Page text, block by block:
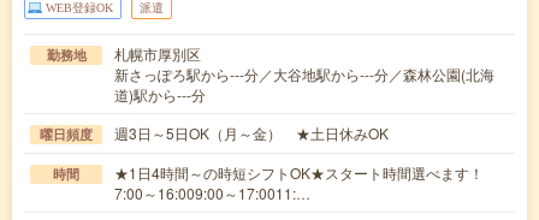
WEB登録OK 派遣
勤務地
札幌市厚別区
新さっぽろ駅から---分／大谷地駅から---分／森林公園(北海
道)駅から---分
曜日頻度 週3日～5日OK（月～金） ★土日休みOK
時間
★1日4時間～の時短シフトOK★スタート時間選べます！
7:00～16:009:00～17:0011:…